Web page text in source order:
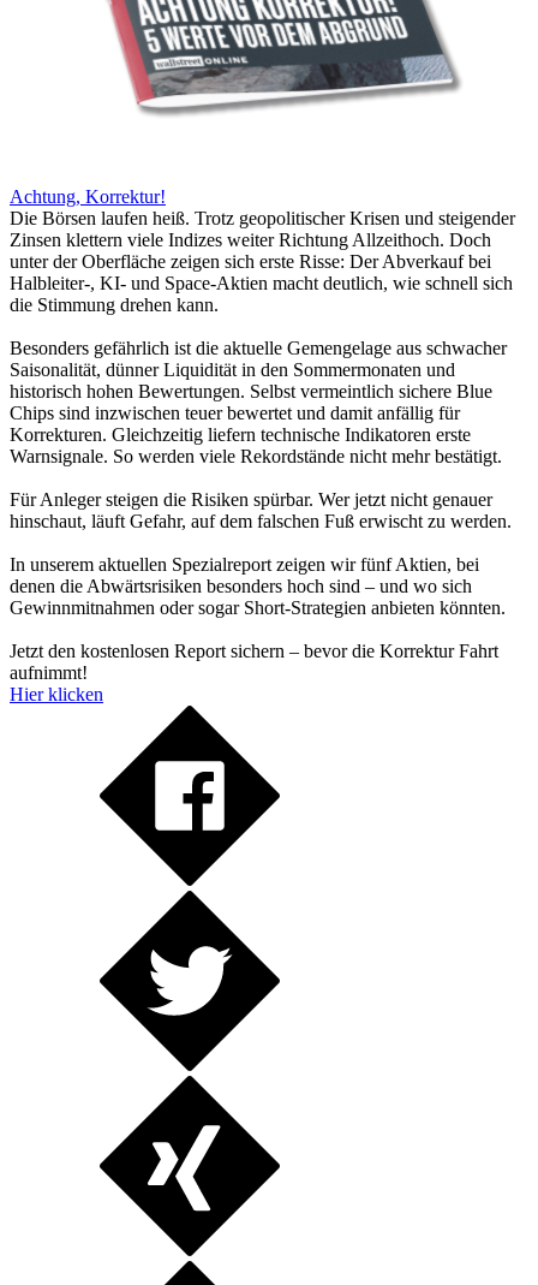
Achtung, Korrektur!
Die Börsen laufen heiß. Trotz geopolitischer Krisen und steigender
Zinsen klettern viele Indizes weiter Richtung Allzeithoch. Doch
unter der Oberfläche zeigen sich erste Risse: Der Abverkauf bei
Halbleiter-, KI- und Space-Aktien macht deutlich, wie schnell sich
die Stimmung drehen kann.
Besonders gefährlich ist die aktuelle Gemengelage aus schwacher
Saisonalität, dünner Liquidität in den Sommermonaten und
historisch hohen Bewertungen. Selbst vermeintlich sichere Blue
Chips sind inzwischen teuer bewertet und damit anfällig für
Korrekturen. Gleichzeitig liefern technische Indikatoren erste
Warnsignale. So werden viele Rekordstände nicht mehr bestätigt.
Für Anleger steigen die Risiken spürbar. Wer jetzt nicht genauer
hinschaut, läuft Gefahr, auf dem falschen Fuß erwischt zu werden.
In unserem aktuellen Spezialreport zeigen wir fünf Aktien, bei
denen die Abwärtsrisiken besonders hoch sind – und wo sich
Gewinnmitnahmen oder sogar Short-Strategien anbieten könnten.
Jetzt den kostenlosen Report sichern – bevor die Korrektur Fahrt
aufnimmt!
Hier klicken